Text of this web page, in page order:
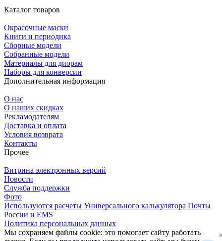
Каталог товаров
Окрасочные маски
Книги и периодика
Сборные модели
Собранные модели
Материалы для диорам
Наборы для конверсии
Дополнительная информация
О нас
О наших скидках
Рекламодателям
Доставка и оплата
Условия возврата
Контакты
Прочее
Витрина электронных версий
Новости
Служба поддержки
Фото
Используются расчеты Универсального калькулятора Почты
России и EMS
Политика персональных данных
Мы сохраняем файлы cookie: это помогает сайту работать